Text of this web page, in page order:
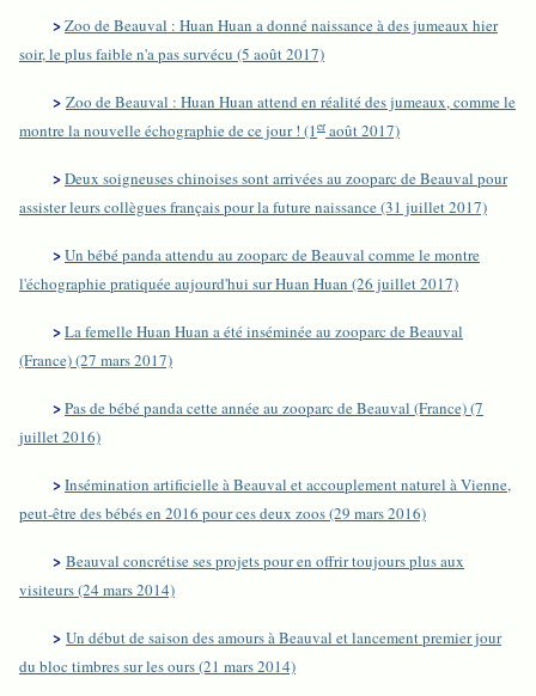
>Zoo de Beauval : Huan Huan a donné naissance à des jumeaux hier
soir, le plus faible n'a pas survécu (5 août 2017)
> Zoo de Beauval : Huan Huan attend en réalité des jumeaux, comme le
montre la nouvelle échographie de ce jour ! (1eraoût 2017)
>Deux soigneuses chinoises sont arrivées au zooparc de Beauval pour
assister leurs collègues français pour la future naissance (31 juillet 2017)
>Un bébé panda attendu au zooparc de Beauval comme le montre
l'échographie pratiquée aujourd'hui sur Huan Huan (26 juillet 2017)
>La femelle Huan Huan a été inséminée au zooparc de Beauval
(France) (27 mars 2017)
>Pas de bébé panda cette année au zooparc de Beauval (France) (7
juillet 2016)
>Insémination artificielle à Beauval et accouplement naturel à Vienne,
peut-être des bébés en 2016 pour ces deux zoos (29 mars 2016)
> Beauval concrétise ses projets pour en offrir toujours plus aux
visiteurs (24 mars 2014)
> Un début de saison des amours à Beauval et lancement premier jour
du bloc timbres sur les ours (21 mars 2014)